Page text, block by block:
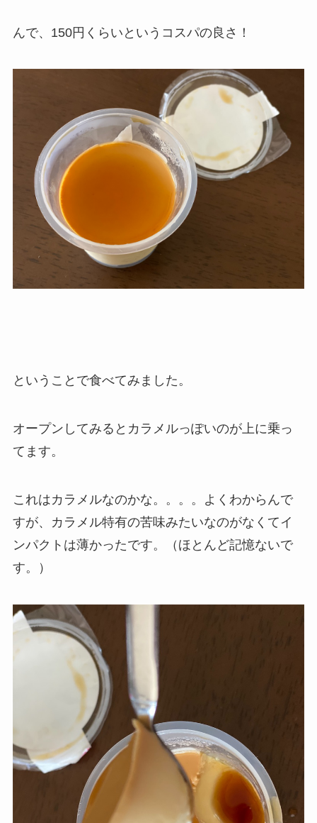
んで、150円くらいというコスパの良さ！
ということで食べてみました。
オープンしてみるとカラメルっぽいのが上に乗っ
てます。
これはカラメルなのかな。。。。よくわからんで
すが、カラメル特有の苦味みたいなのがなくてイ
ンパクトは薄かったです。（ほとんど記憶ないで
す。）